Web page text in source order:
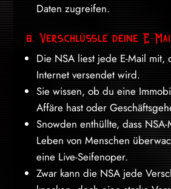
Daten zugreifen.
8. Verschlüssle deine E-
Die NSA liest jede E-Mail mit,
Internet versendet wird.
Sie wissen, ob du eine
Affäre hast oder
Snowden enthüllte, dass
Leben von Menschen
eine Live-Seifenoper.
Zwar kann die NSA jede